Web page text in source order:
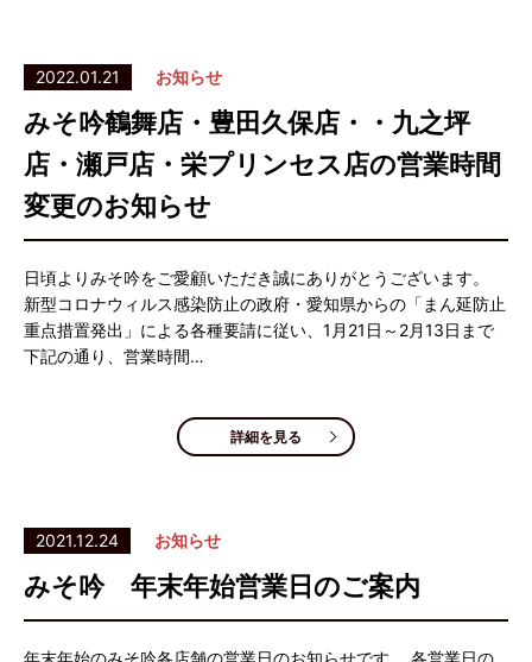
2022.01.21 お知らせ
みそ吟鶴舞店・豊田久保店・・九之坪
店・瀬戸店・栄プリンセス店の営業時間
変更のお知らせ
日頃よりみそ吟をご愛顧いただき誠にありがとうございます。
新型コロナウィルス感染防止の政府・愛知県からの「まん延防止
重点措置発出」による各種要請に従い、1月21日～2月13日まで
下記の通り、営業時間…
詳細を見る
2021.12.24 お知らせ
みそ吟 年末年始営業日のご案内
年末年始のみそ吟各店舗の営業日のお知らせです。 各営業日の